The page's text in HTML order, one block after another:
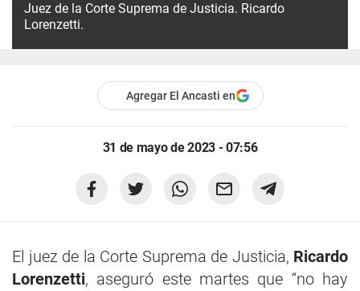
Juez de la Corte Suprema de Justicia. Ricardo
Lorenzetti.
Agregar El Ancasti en
31 de mayo de 2023 - 07:56
El juez de la Corte Suprema de Justicia, Ricardo
Lorenzetti, aseguró este martes que “no hay